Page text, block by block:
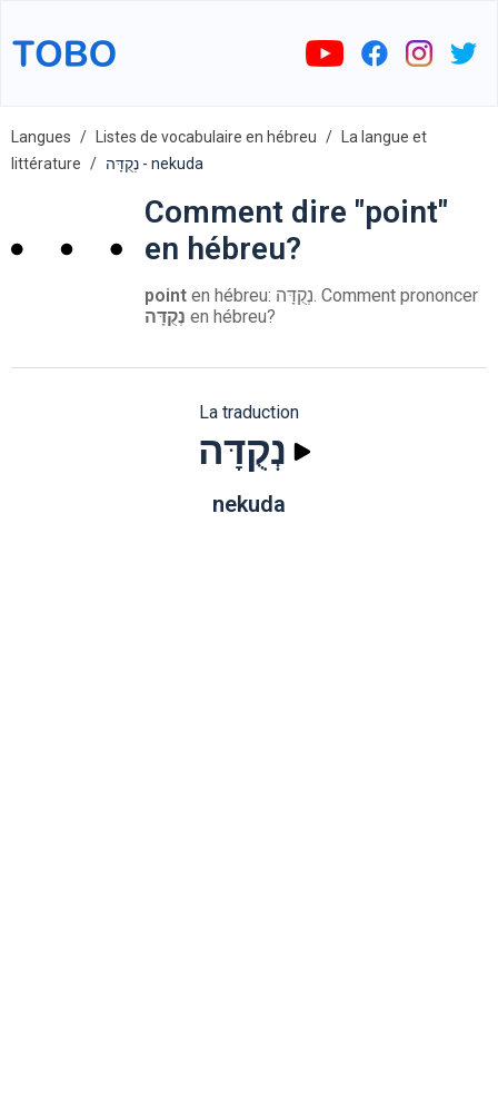
Langues Listes de vocabulaire en hébreu
La langue et
littérature
נְקֻדָּה - nekuda
Comment dire "point"
en hébreu?
point
en hébreu: נְקֻדָּה. Comment prononcer
נְקֻדָּה en hébreu?
La traduction
נְקֻדָּה
nekuda